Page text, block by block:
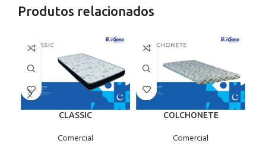
Produtos relacionados
CLASSIC
Comercial
COLCHONETE
Comercial